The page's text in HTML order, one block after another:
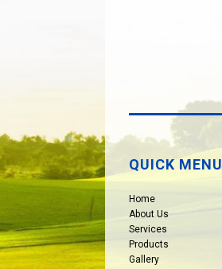
QUICK MENU
Home
About Us
Services
Products
Gallery